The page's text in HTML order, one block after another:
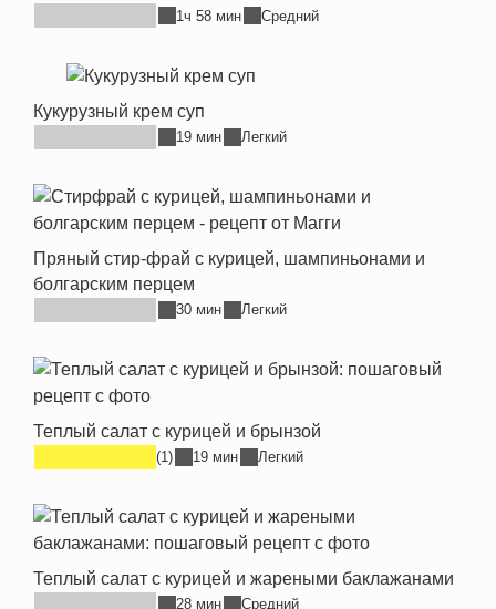
1ч 58 мин Средний
Кукурузный крем суп
19 мин Легкий
Пряный стир-фрай с курицей, шампиньонами и
болгарским перцем
30 мин Легкий
Теплый салат с курицей и брынзой
(1) 19 мин Легкий
Теплый салат с курицей и жареными баклажанами
28 мин Средний